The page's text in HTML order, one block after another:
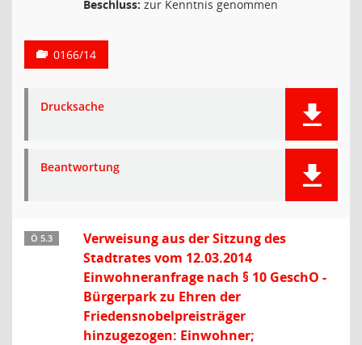
Beschluss: zur Kenntnis genommen
0166/14
Drucksache
Beantwortung
Ö 5.3
Verweisung aus der Sitzung des
Stadtrates vom 12.03.2014
Einwohneranfrage nach § 10 GeschO -
Bürgerpark zu Ehren der
Friedensnobelpreisträger
hinzugezogen: Einwohner;